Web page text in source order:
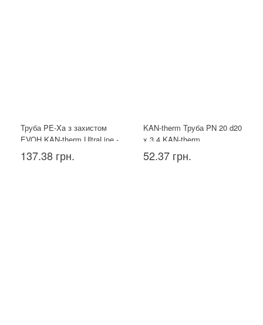
Труба PE-Xa з захистом
EVOH KAN-therm UltraLine -
16x2.2
137.38 грн.
KAN-therm Труба PN 20 d20
х 3,4 KAN-therm
52.37 грн.